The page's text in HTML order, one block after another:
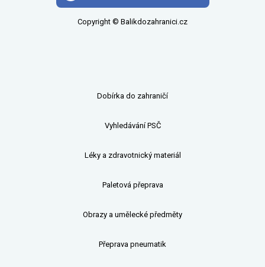
Copyright © Balikdozahranici.cz
Dobírka do zahraničí
Vyhledávání PSČ
Léky a zdravotnický materiál
Paletová přeprava
Obrazy a umělecké předměty
Přeprava pneumatik